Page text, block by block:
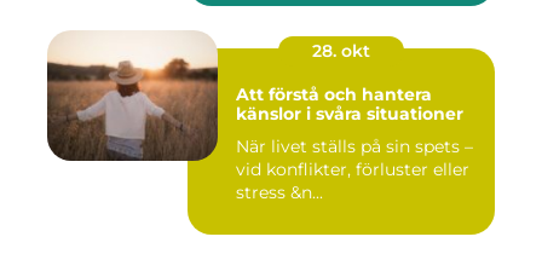
28. okt
Att förstå och hantera
känslor i svåra situationer
När livet ställs på sin spets –
vid konflikter, förluster eller
stress &n...